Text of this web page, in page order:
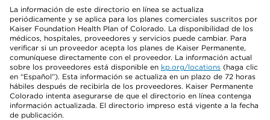
La información de este directorio en línea se actualiza
periódicamente y se aplica para los planes comerciales suscritos por
Kaiser Foundation Health Plan of Colorado. La disponibilidad de los
médicos, hospitales, proveedores y servicios puede cambiar. Para
verificar si un proveedor acepta los planes de Kaiser Permanente,
comuníquese directamente con el proveedor. La información actual
sobre los proveedores está disponible en kp.org/locations (haga clic
en “Español”). Esta información se actualiza en un plazo de 72 horas
hábiles después de recibirla de los proveedores. Kaiser Permanente
Colorado intenta asegurarse de que el directorio en línea contenga
información actualizada. El directorio impreso está vigente a la fecha
de publicación.